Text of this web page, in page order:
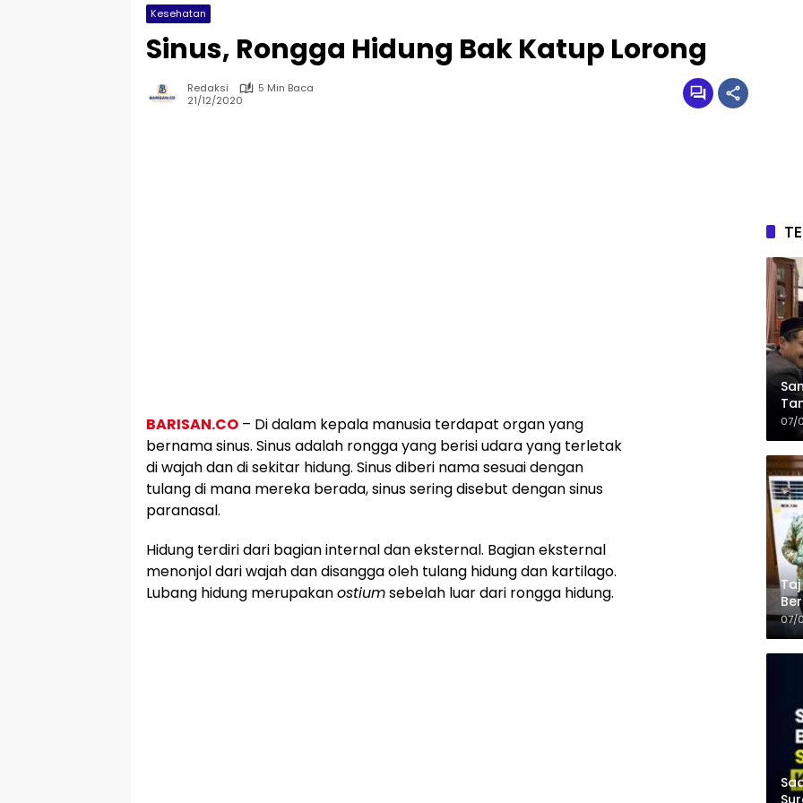
Kesehatan
Sinus, Rongga Hidung Bak Katup Lorong
Redaksi
5 Min Baca
21/12/2020
BARISAN.CO – Di dalam kepala manusia terdapat organ yang
bernama sinus. Sinus adalah rongga yang berisi udara yang terletak
di wajah dan di sekitar hidung. Sinus diberi nama sesuai dengan
tulang di mana mereka berada, sinus sering disebut dengan sinus
paranasal.
Hidung terdiri dari bagian internal dan eksternal. Bagian eksternal
menonjol dari wajah dan disangga oleh tulang hidung dan kartilago.
Lubang hidung merupakanostiumsebelah luar dari rongga hidung.
07/
07/